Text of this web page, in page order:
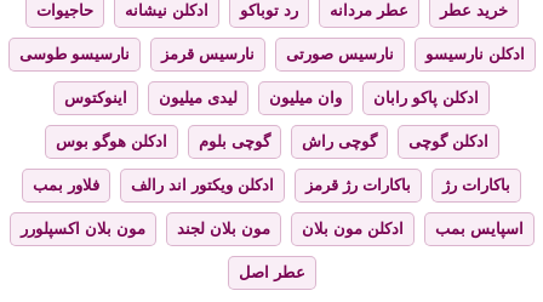
خرید عطر عطر مردانه رد توباکو ادکلن نیشانه حاجیوات
ادکلن نارسیسو نارسیس صورتی نارسیس قرمز نارسیسو طوسی
ادکلن پاکو رابان وان میلیون لیدی میلیون اینوکتوس
ادکلن گوچی گوچی راش گوچی بلوم ادکلن هوگو بوس
باکارات رژ باکارات رژ قرمز ادکلن ویکتور اند رالف فلاور بمب
اسپایس بمب ادکلن مون بلان مون بلان لجند مون بلان اکسپلورر
عطر اصل